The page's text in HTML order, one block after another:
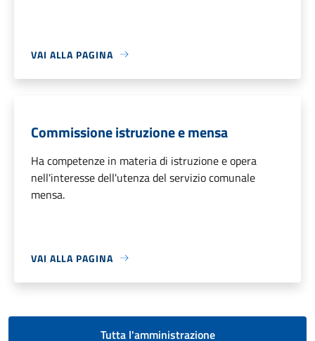
VAI ALLA PAGINA
Commissione istruzione e mensa
Ha competenze in materia di istruzione e opera
nell'interesse dell'utenza del servizio comunale
mensa.
VAI ALLA PAGINA
Tutta l'amministrazione